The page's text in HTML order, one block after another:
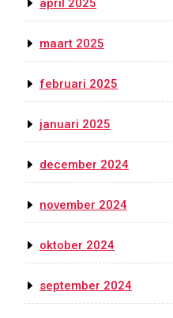
april 2025
maart 2025
februari 2025
januari 2025
december 2024
november 2024
oktober 2024
september 2024